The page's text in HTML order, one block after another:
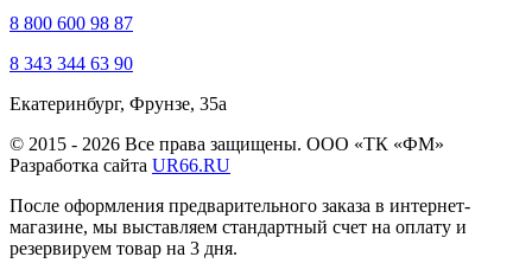
8 800 600 98 87
8 343 344 63 90
Екатеринбург, Фрунзе, 35а
© 2015 - 2026 Все права защищены. ООО «ТК «ФМ»
Разработка сайта UR66.RU
После оформления предварительного заказа в интернет-
магазине, мы выставляем стандартный счет на оплату и
резервируем товар на 3 дня.